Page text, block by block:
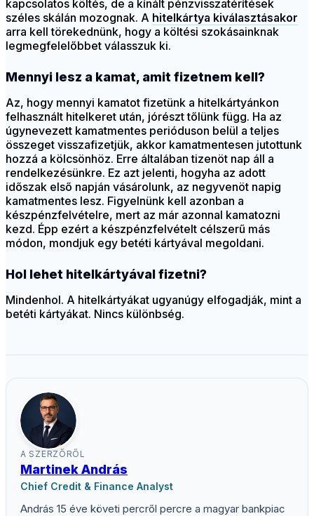
kapcsolatos költés, de a kínált pénzvisszatérítések
széles skálán mozognak. A hitelkártya kiválasztásakor
arra kell törekednünk, hogy a költési szokásainknak
legmegfelelőbbet válasszuk ki.
Mennyi lesz a kamat, amit fizetnem kell?
Az, hogy mennyi kamatot fizetünk a hitelkártyánkon
felhasznált hitelkeret után, jórészt tőlünk függ. Ha az
úgynevezett kamatmentes perióduson belül a teljes
összeget visszafizetjük, akkor kamatmentesen jutottunk
hozzá a kölcsönhöz. Erre általában tizenöt nap áll a
rendelkezésünkre. Ez azt jelenti, hogyha az adott
időszak első napján vásárolunk, az negyvenöt napig
kamatmentes lesz. Figyelnünk kell azonban a
készpénzfelvételre, mert az már azonnal kamatozni
kezd. Épp ezért a készpénzfelvételt célszerű más
módon, mondjuk egy betéti kártyával megoldani.
Hol lehet hitelkártyával fizetni?
Mindenhol. A hitelkártyákat ugyanúgy elfogadják, mint a
betéti kártyákat. Nincs különbség.
A SZERZŐRŐL
Martinek András
Chief Credit & Finance Analyst
András 15 éve követi percről percre a magyar bankpiac